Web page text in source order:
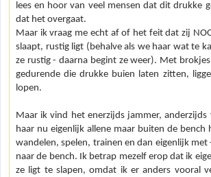
lees en hoor van veel mensen dat dit drukke
dat het overgaat.
Maar ik vraag me echt af of het feit dat zij
slaapt, rustig ligt (behalve als we haar wat te
ze rustig - daarna begint ze weer). Met
gedurende die drukke buien laten zitten,
lopen.
Maar ik vind het enerzijds jammer,
haar nu eigenlijk allene maar buiten de bench
wandelen, spelen, trainen en dan eigenlijk
naar de bench. Ik betrap mezelf erop dat ik
ze ligt te slapen, omdat ik er anders vooral